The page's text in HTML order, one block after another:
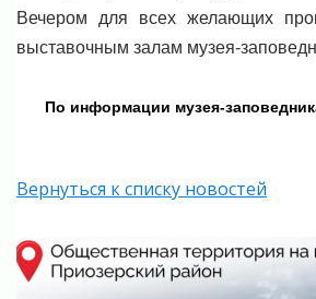
Вечером для всех желающих
выставочным залам музея-
По информации музея-
Вернуться к списку новостей